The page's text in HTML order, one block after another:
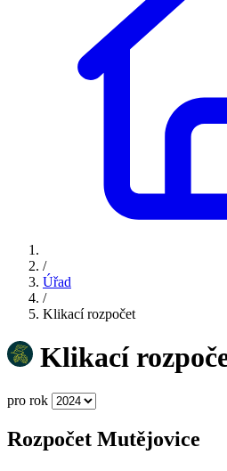
/
Úřad
/
Klikací rozpočet
Klikací
pro rok
Rozpočet Mutějovice